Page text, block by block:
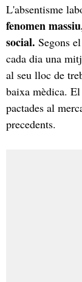
L'absentisme
fenomen
social. Segons
cada dia una
al seu lloc de
baixa mèdica.
pactades al
precedents.